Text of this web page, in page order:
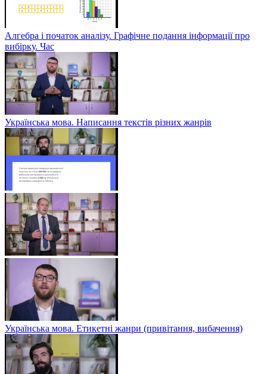
Алгебра і початок аналізу. Графічне подання інформації про
вибірку. Час
Українська мова. Написання текстів різних жанрів
Українська мова. Етикетні жанри (привітання, вибачення)